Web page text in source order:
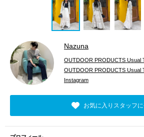
Nazuna
OUTDOOR PRODUCTS Usual
OUTDOOR PRODUCTS Usual
Instagram
お気に入りスタッフ